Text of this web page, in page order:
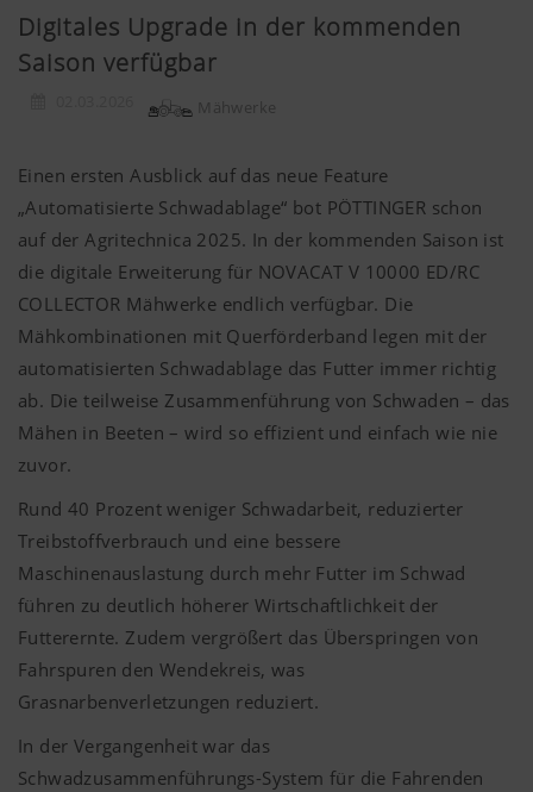
Digitales Upgrade in der kommenden
Saison verfügbar
Mähwerke
Einen ersten Ausblick auf das neue Feature
„Automatisierte Schwadablage“ bot PÖTTINGER schon
auf der Agritechnica 2025. In der kommenden Saison ist
die digitale Erweiterung für NOVACAT V 10000 ED/RC
COLLECTOR Mähwerke endlich verfügbar. Die
Mähkombinationen mit Querförderband legen mit der
automatisierten Schwadablage das Futter immer richtig
ab. Die teilweise Zusammenführung von Schwaden – das
Mähen in Beeten – wird so effizient und einfach wie nie
zuvor.
Rund 40 Prozent weniger Schwadarbeit, reduzierter
Treibstoffverbrauch und eine bessere
Maschinenauslastung durch mehr Futter im Schwad
führen zu deutlich höherer Wirtschaftlichkeit der
Futterernte. Zudem vergrößert das Überspringen von
Fahrspuren den Wendekreis, was
Grasnarbenverletzungen reduziert.
In der Vergangenheit war das
Schwadzusammenführungs-System für die Fahrenden